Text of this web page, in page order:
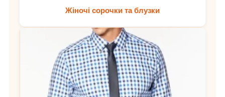
Жіночі сорочки та блузки